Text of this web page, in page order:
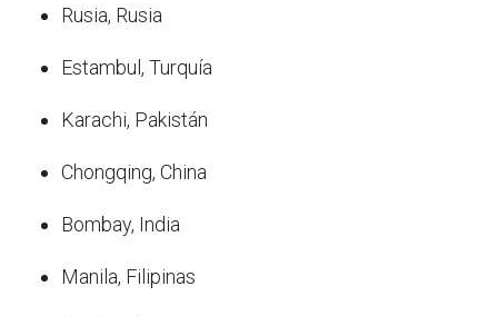
Rusia, Rusia
Estambul, Turquía
Karachi, Pakistán
Chongqing, China
Bombay, India
Manila, Filipinas